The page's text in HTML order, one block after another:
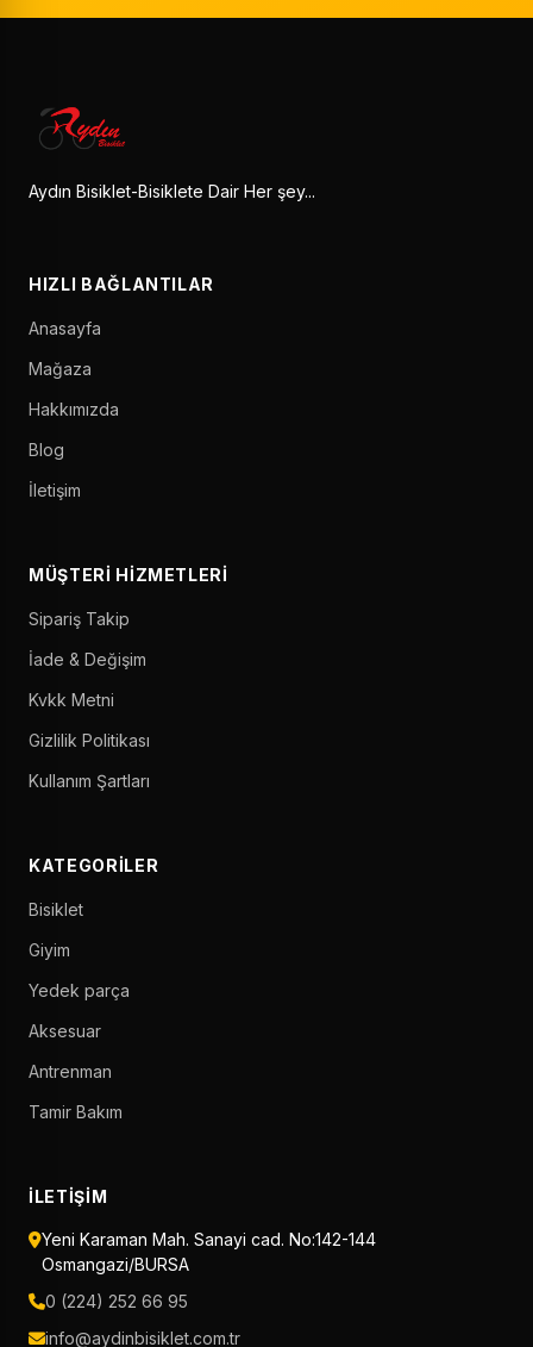
Aydın Bisiklet-Bisiklete Dair Her şey...
HIZLI BAĞLANTILAR
Anasayfa
Mağaza
Hakkımızda
Blog
İletişim
MÜŞTERI HIZMETLERI
Sipariş Takip
İade & Değişim
Kvkk Metni
Gizlilik Politikası
Kullanım Şartları
KATEGORILER
Bisiklet
Giyim
Yedek parça
Aksesuar
Antrenman
Tamir Bakım
İLETIŞIM
Yeni Karaman Mah. Sanayi cad. No:142-144
Osmangazi/BURSA
0 (224) 252 66 95
info@aydinbisiklet.com.tr